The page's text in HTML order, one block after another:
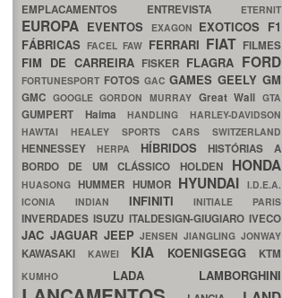
EMPLACAMENTOS ENTREVISTA ETERNIT
EUROPA EVENTOS EXAGON EXOTICOS F1
FÁBRICASFACELFAW FERRARI FIAT FILMES
FIM DE CARREIRA FISKER FLAGRA FORD
FORTUNESPORT FOTOS GACGAMESGEELYGM
GMC GOOGLEGORDON MURRAY Great WallGTA
GUMPERT HaimaHANDLINGHARLEY-DAVIDSON
HAWTAI HEALEY SPORTS CARS SWITZERLAND
HENNESSEY HERPA HÍBRIDOSHISTÓRIAS A
BORDO DE UM CLÁSSICO HOLDEN HONDA
HUASONGHUMMER HUMOR HYUNDAI I.D.E.A.
ICONIA INDIAN INFINITIINITIALE PARIS
INVERDADESISUZU ITALDESIGN-GIUGIAROIVECO
JAC JAGUAR JEEPJENSENJIANGLINGJONWAY
KAWASAKI KAWEI KIA KOENIGSEGG KTM
KUMHO LADA LAMBORGHINI